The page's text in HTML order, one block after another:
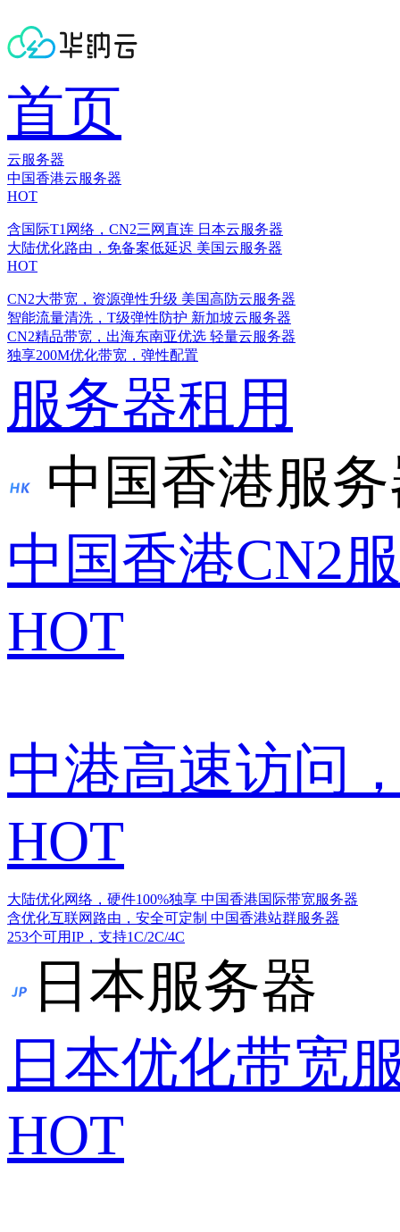
首页
云服务器
中国香港云服务器
HOT
含国际T1网络，CN2三网直连 日本云服务器
大陆优化路由，免备案低延迟 美国云服务器
HOT
CN2大带宽，资源弹性升级 美国高防云服务器
智能流量清洗，T级弹性防护 新加坡云服务器
CN2精品带宽，出海东南亚优选 轻量云服务器
独享200M优化带宽，弹性配置
服务器租用
中国香港服
中国香港CN2
HOT
中港高速访问
HOT
大陆优化网络，硬件100%独享 中国香港国际带宽服务器
含优化互联网路由，安全可定制 中国香港站群服务器
253个可用IP，支持1C/2C/4C
日本服务器
日本优化带宽
HOT